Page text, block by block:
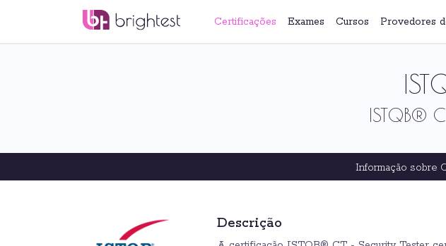
Certificações Exames Cursos Provedores
ISTQB®
Informação sobre
Descrição